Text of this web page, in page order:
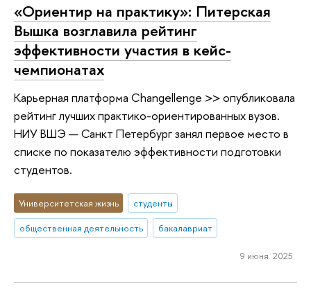
«Ориентир на практику»: Питерская
Вышка возглавила рейтинг
эффективности участия в кейс-
чемпионатах
Карьерная платформа Changellenge >> опубликовала
рейтинг лучших практико-ориентированных вузов.
НИУ ВШЭ — Санкт Петербург занял первое место в
списке по показателю эффективности подготовки
студентов.
Университетская жизнь
студенты
общественная деятельность
бакалавриат
9 июня 2025